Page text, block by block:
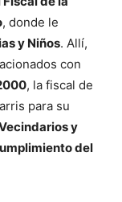
, donde le
y Niños. Allí,
con
, la fiscal de
para su
y
del